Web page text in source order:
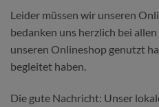
Leider müssen wir unseren
bedanken uns herzlich bei
unseren Onlineshop genutzt
begleitet haben.
Die gute Nachricht: Unser